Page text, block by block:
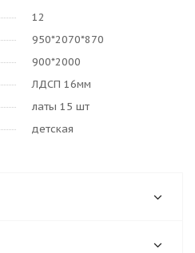
12
950*2070*870
900*2000
ЛДСП 16мм
латы 15 шт
детская